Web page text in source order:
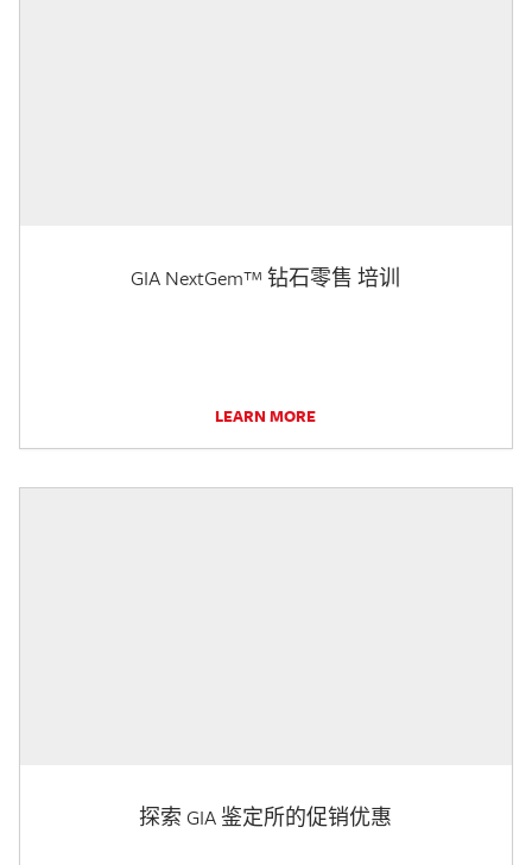
GIA NextGem™ 钻石零售 培训
LEARN MORE
探索 GIA 鉴定所的促销优惠